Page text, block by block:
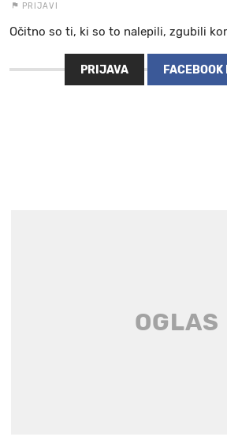
PRIJAVI
Očitno so ti, ki so to nalepili, zgubili
PRIJAVA